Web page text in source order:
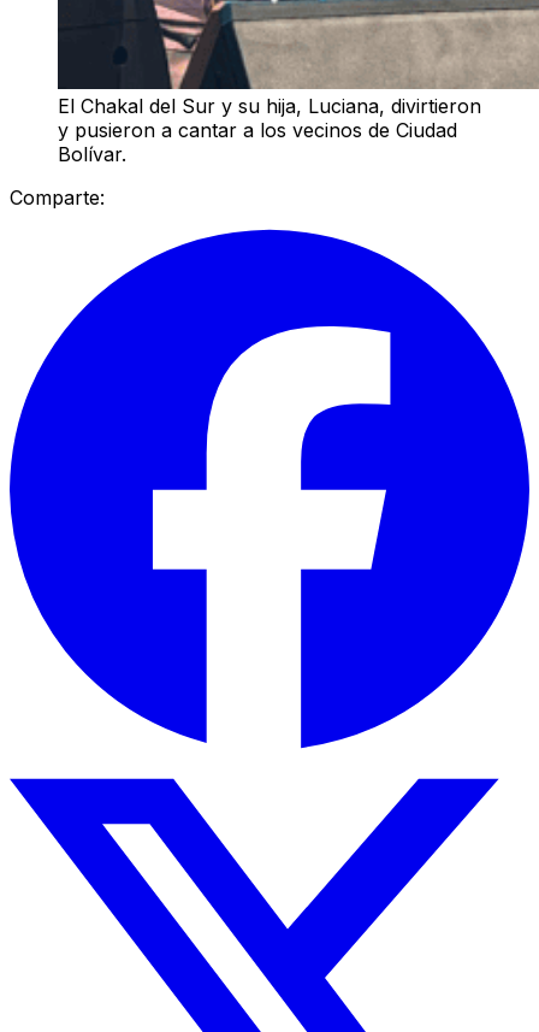
El Chakal del Sur y su hija, Luciana, divirtieron
y pusieron a cantar a los vecinos de Ciudad
Bolívar.
Comparte: